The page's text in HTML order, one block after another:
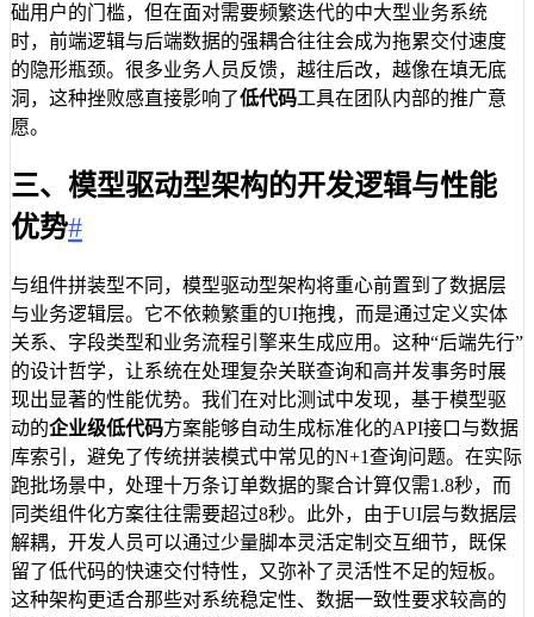
础用户的门槛，但在面对需要频繁迭代的中大型业务系统
时，前端逻辑与后端数据的强耦合往往会成为拖累交付速度
的隐形瓶颈。很多业务人员反馈，越往后改，越像在填无底
洞，这种挫败感直接影响了低代码工具在团队内部的推广意
愿。
三、模型驱动型架构的开发逻辑与性能
优势#
与组件拼装型不同，模型驱动型架构将重心前置到了数据层
与业务逻辑层。它不依赖繁重的UI拖拽，而是通过定义实体
关系、字段类型和业务流程引擎来生成应用。这种“后端先行”
的设计哲学，让系统在处理复杂关联查询和高并发事务时展
现出显著的性能优势。我们在对比测试中发现，基于模型驱
动的企业级低代码方案能够自动生成标准化的API接口与数据
库索引，避免了传统拼装模式中常见的N+1查询问题。在实际
跑批场景中，处理十万条订单数据的聚合计算仅需1.8秒，而
同类组件化方案往往需要超过8秒。此外，由于UI层与数据层
解耦，开发人员可以通过少量脚本灵活定制交互细节，既保
留了低代码的快速交付特性，又弥补了灵活性不足的短板。
这种架构更适合那些对系统稳定性、数据一致性要求较高的